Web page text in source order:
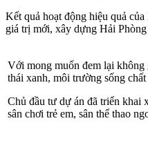
Kết quả hoạt động hiệu quả
giá trị mới, xây dựng Hải
Với mong muốn đem lại không
thái xanh, môi trường sống
Chủ đầu tư dự án đã triển khai
sân chơi trẻ em, sân thể thao